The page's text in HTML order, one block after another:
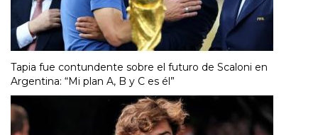
Tapia fue contundente sobre el futuro de Scaloni en
Argentina: “Mi plan A, B y C es él”